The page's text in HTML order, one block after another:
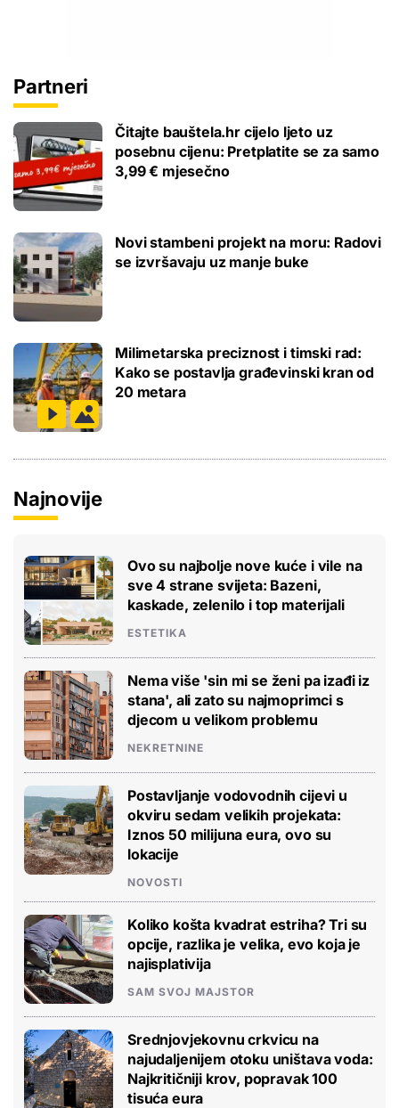
Partneri
Čitajte bauštela.hr cijelo ljeto uz
posebnu cijenu: Pretplatite se za samo
3,99 € mjesečno
Novi stambeni projekt na moru: Radovi
se izvršavaju uz manje buke
Milimetarska preciznost i timski rad:
Kako se postavlja građevinski kran od
20 metara
Najnovije
Ovo su najbolje nove kuće i vile na
sve 4 strane svijeta: Bazeni,
kaskade, zelenilo i top materijali
ESTETIKA
Nema više 'sin mi se ženi pa izađi iz
stana', ali zato su najmoprimci s
djecom u velikom problemu
NEKRETNINE
Postavljanje vodovodnih cijevi u
okviru sedam velikih projekata:
Iznos 50 milijuna eura, ovo su
lokacije
NOVOSTI
Koliko košta kvadrat estriha? Tri su
opcije, razlika je velika, evo koja je
najisplativija
SAM SVOJ MAJSTOR
Srednjovjekovnu crkvicu na
najudaljenijem otoku uništava voda:
Najkritičniji krov, popravak 100
tisuća eura